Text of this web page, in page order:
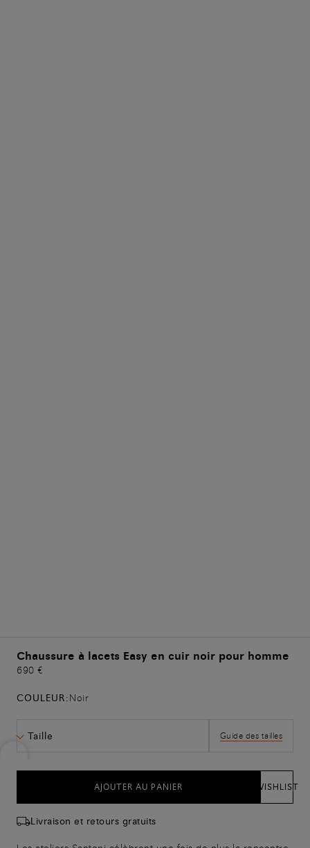
Chaussure à lacets Easy en cuir noir pour homme
690 €
COULEUR:Noir
Taille Guide des tailles
AJOUTER AU PANIER WISHLIST
Livraison et retours gratuits